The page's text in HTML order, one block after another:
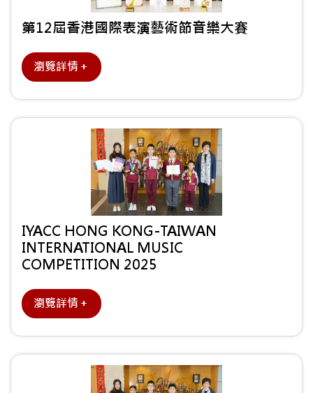
第12屆香港國際表演藝術節音樂大賽
瀏覽詳情＋
IYACC HONG KONG-TAIWAN
INTERNATIONAL MUSIC
COMPETITION 2025
瀏覽詳情＋